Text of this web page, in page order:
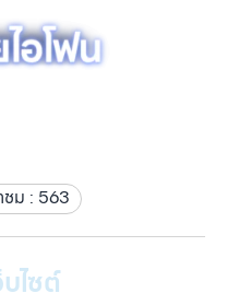
ชม : 563
ไซต์